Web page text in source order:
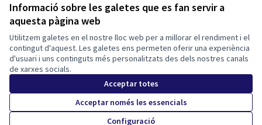
Informació sobre les galetes que es fan servir a
aquesta pàgina web
Utilitzem galetes en el nostre lloc web per a millorar el rendiment i el
contingut d'aquest. Les galetes ens permeten oferir una experiència
d'usuari i uns continguts més personalitzats des dels nostres canals
de xarxes socials.
Acceptar totes
Acceptar només les essencials
Configuració
Termes i condicions d'ús
Configuració de les galetes
Tona participa a X
(Enllaç extern)
Tona participa a Facebook
(Enllaç extern)
Tona participa a Instagram
(Enllaç extern)
Triar la llenguaElegir el idioma
Amb
(Enllaç